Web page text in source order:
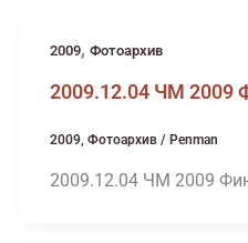
2009, Фотоархив
2009.12.04 ЧМ 2009
2009, Фотоархив/ Penman
2009.12.04 ЧМ 2009